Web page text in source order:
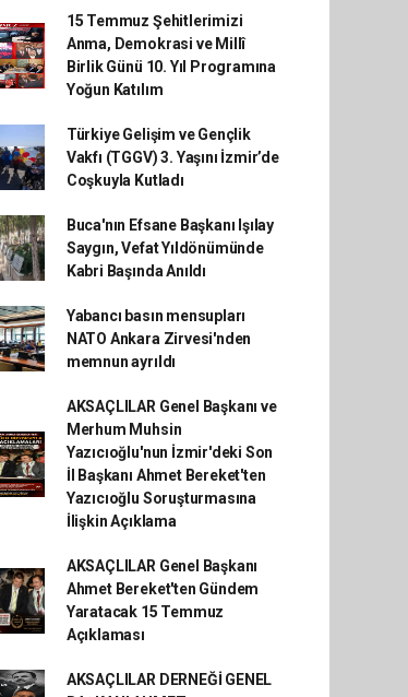
15 Temmuz Şehitlerimizi
Anma, Demokrasi ve Millî
Birlik Günü 10. Yıl Programına
Yoğun Katılım
Türkiye Gelişim ve Gençlik
Vakfı (TGGV) 3. Yaşını İzmir’de
Coşkuyla Kutladı
Buca'nın Efsane Başkanı Işılay
Saygın, Vefat Yıldönümünde
Kabri Başında Anıldı
Yabancı basın mensupları
NATO Ankara Zirvesi'nden
memnun ayrıldı
AKSAÇLILAR Genel Başkanı ve
Merhum Muhsin
Yazıcıoğlu'nun İzmir'deki Son
İl Başkanı Ahmet Bereket'ten
Yazıcıoğlu Soruşturmasına
İlişkin Açıklama
AKSAÇLILAR Genel Başkanı
Ahmet Bereket'ten Gündem
Yaratacak 15 Temmuz
Açıklaması
AKSAÇLILAR DERNEĞİ GENEL